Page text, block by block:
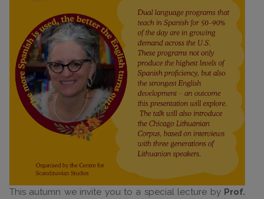
This autumn we invite you to a special lecture by Prof.